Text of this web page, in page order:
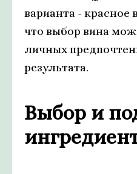
варианта - красное
что выбор вина
личных
результата.
Выбор и